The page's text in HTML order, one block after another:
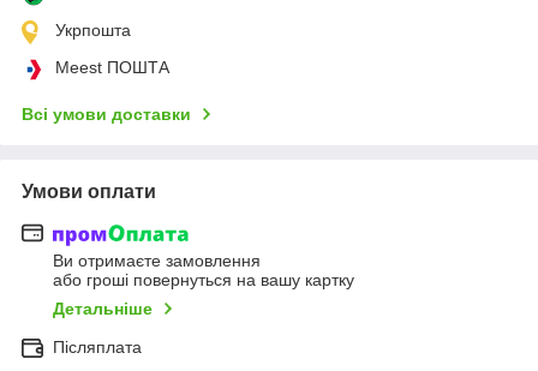
Укрпошта
Meest ПОШТА
Всі умови доставки
Умови оплати
Ви отримаєте замовлення
або гроші повернуться на вашу картку
Детальніше
Післяплата